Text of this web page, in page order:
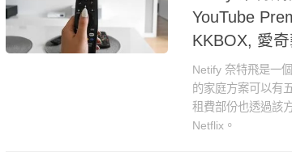
YouTube
KKBOX, 愛
Netify 奈特飛是一
的家庭方案可以有
租費部份也透過該
Netflix。